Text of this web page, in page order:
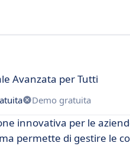
Avanzata per Tutti
Demo gratuita
innovativa per le
permette di gestire le